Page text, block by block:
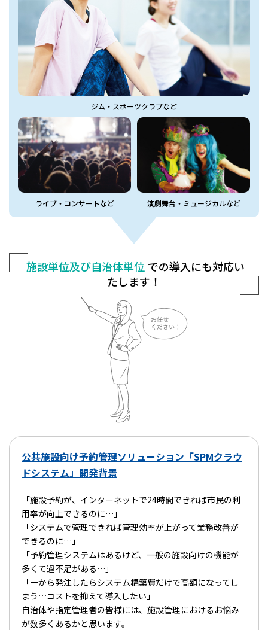
ジム・スポーツクラブなど
ライブ・コンサートなど 演劇舞台・ミュージカルなど
施設単位及び自治体単位 での導入にも対応い
たします！
公共施設向け予約管理ソリューション 「SPMクラウ
ドシステム」開発背景
「施設予約が、インターネットで24時間できれば市民の利
用率が向上できるのに…」
「システムで管理できれば管理効率が上がって業務改善が
できるのに…」
「予約管理システムはあるけど、一般の施設向けの機能が
多くて過不足がある…」
「一から発注したらシステム構築費だけで高額になってし
まう…コストを抑えて導入したい」
自治体や指定管理者の皆様には、施設管理におけるお悩み
が数多くあるかと思います。